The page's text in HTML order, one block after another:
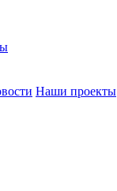
Наши проекты